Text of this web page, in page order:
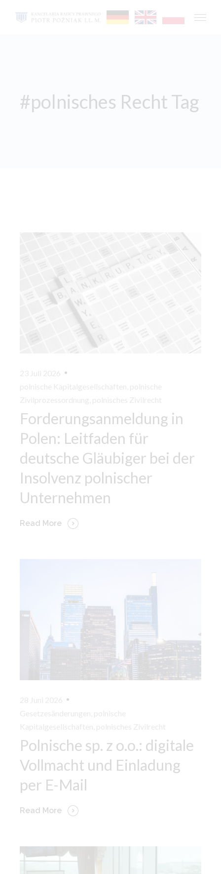
#polnisches Recht Tag
23 Juli 2026
polnische Kapitalgesellschaften polnische
Zivilprozessordnung polnisches Zivilrecht
Forderungsanmeldung in
Polen: Leitfaden für
deutsche Gläubiger bei der
Insolvenz polnischer
Unternehmen
Read More
28 Juni 2026
Gesetzesänderungen polnische
Kapitalgesellschaften polnisches Zivilrecht
Polnische sp. z o.o.: digitale
Vollmacht und Einladung
per E-Mail
Read More